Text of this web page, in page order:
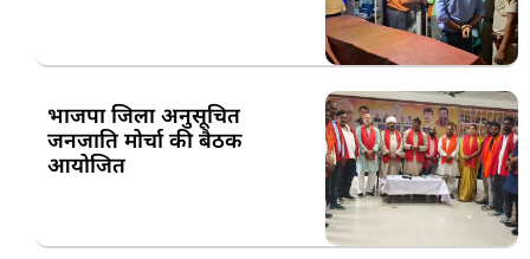
भाजपा जिला अनुसूचित
जनजाति मोर्चा की बैठक
आयोजित